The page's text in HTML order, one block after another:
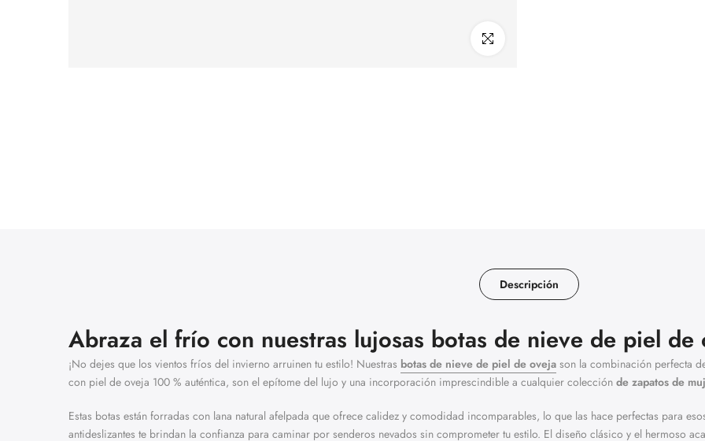
Click para agrandar
Descripción
Abraza el frío con nuestras lujosas botas de nieve de piel de
¡No dejes que los vientos fríos del invierno arruinen tu estilo! Nuestras botas de nieve de piel de oveja son la combinación perfecta
con piel de oveja 100 % auténtica, son el epítome del lujo y una incorporación imprescindible a cualquier colección de zapatos de
Estas botas están forradas con lana natural afelpada que ofrece calidez y comodidad incomparables, lo que las hace perfectas para
antideslizantes te brindan la confianza para caminar por senderos nevados sin comprometer tu estilo. El diseño clásico y el hermoso